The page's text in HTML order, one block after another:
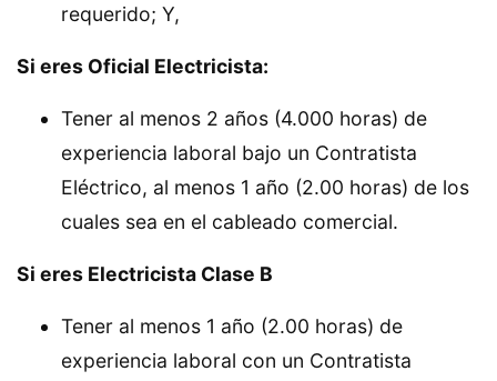
requerido; Y,
Si eres Oficial Electricista:
Tener al menos 2 años (4.000 horas) de
experiencia laboral bajo un Contratista
Eléctrico, al menos 1 año (2.00 horas) de los
cuales sea en el cableado comercial.
Si eres Electricista Clase B
Tener al menos 1 año (2.00 horas) de
experiencia laboral con un Contratista